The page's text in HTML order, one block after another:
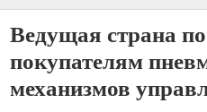
Ведущая страна
покупателям
механизмов